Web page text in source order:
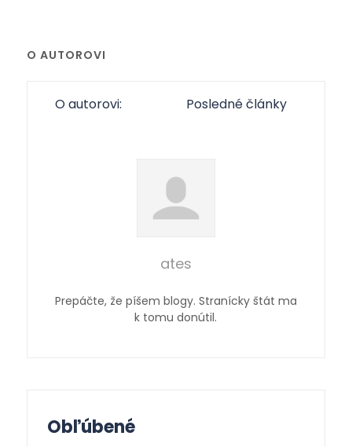
O AUTOROVI
O autorovi: Posledné články
ates
Prepáčte, že píšem blogy. Stranícky štát ma
k tomu donútil.
Obľúbené